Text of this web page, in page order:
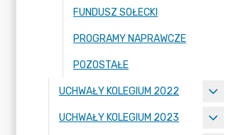
FUNDUSZ SOŁECKI
PROGRAMY NAPRAWCZE
POZOSTAŁE
UCHWAŁY KOLEGIUM 2022
UCHWAŁY KOLEGIUM 2023